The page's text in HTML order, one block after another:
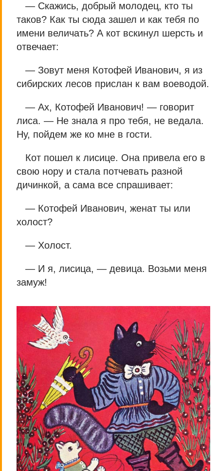
— Скажись, добрый молодец, кто ты
таков? Как ты сюда зашел и как тебя по
имени величать? А кот вскинул шерсть и
отвечает:
— Зовут меня Котофей Иванович, я из
сибирских лесов прислан к вам воеводой.
— Ах, Котофей Иванович! — говорит
лиса. — Не знала я про тебя, не ведала.
Ну, пойдем же ко мне в гости.
Кот пошел к лисице. Она привела его в
свою нору и стала потчевать разной
дичинкой, а сама все спрашивает:
— Котофей Иванович, женат ты или
холост?
— Холост.
— И я, лисица, — девица. Возьми меня
замуж!